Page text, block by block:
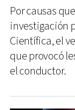
Por causas
investigación
Científica, el
que provocó
el conductor.